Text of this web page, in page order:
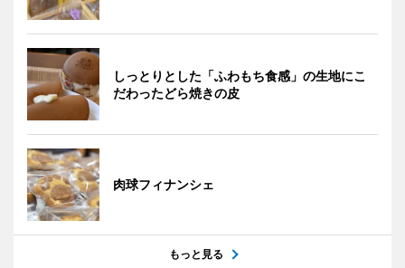
しっとりとした「ふわもち食感」の生地にこ
だわったどら焼きの皮
肉球フィナンシェ
もっと見る